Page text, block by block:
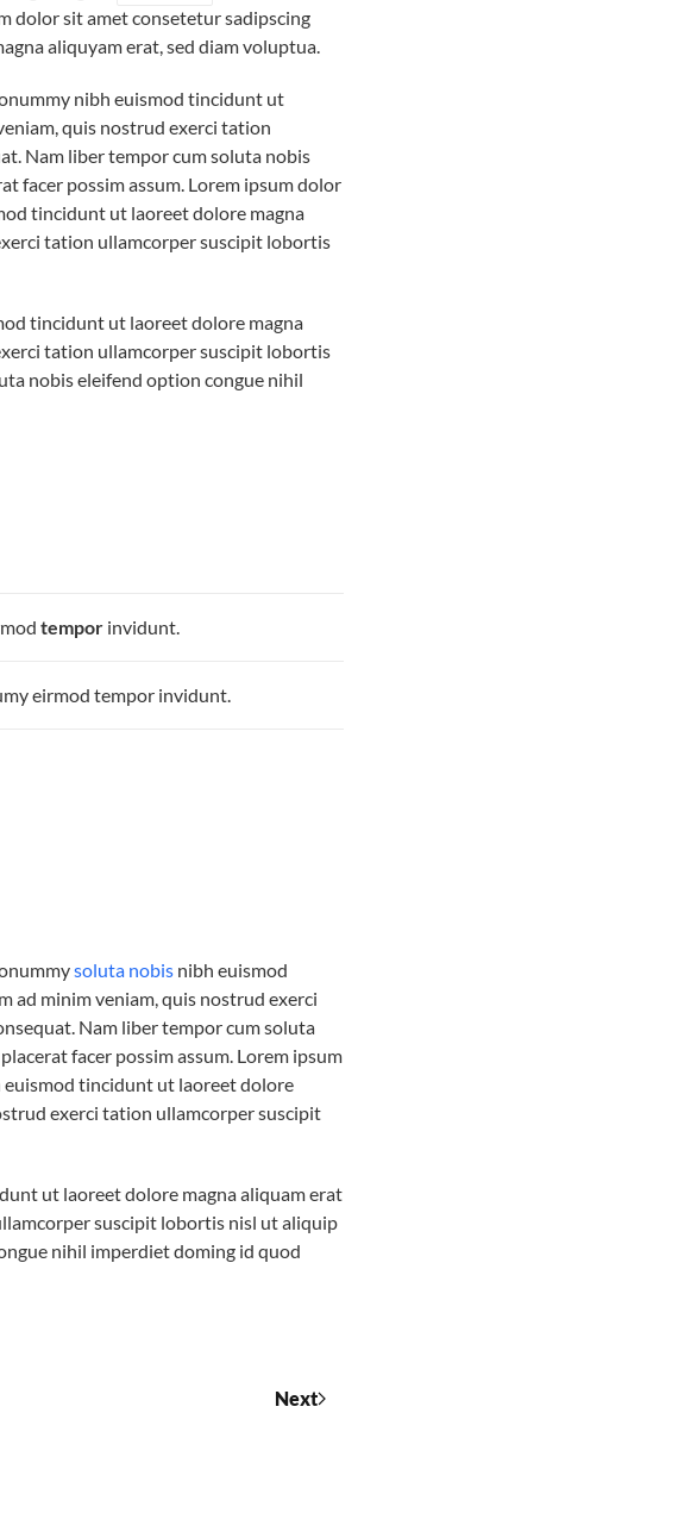
dolor sit amet consetetur sadipscing
aliquyam erat, sed diam voluptua.
nibh euismod tincidunt ut
quis nostrud exerci tation
Nam liber tempor cum soluta nobis
facer possim assum. Lorem ipsum dolor
tincidunt ut laoreet dolore magna
tation ullamcorper suscipit lobortis
tincidunt ut laoreet dolore magna
tation ullamcorper suscipit lobortis
nobis eleifend option congue nihil
tempor invidunt.
eirmod tempor invidunt.
soluta nobis nibh euismod
ad minim veniam, quis nostrud exerci
Nam liber tempor cum soluta
facer possim assum. Lorem ipsum
euismod tincidunt ut laoreet dolore
exerci tation ullamcorper suscipit
ut laoreet dolore magna aliquam erat
suscipit lobortis nisl ut aliquip
nihil imperdiet doming id quod
Next